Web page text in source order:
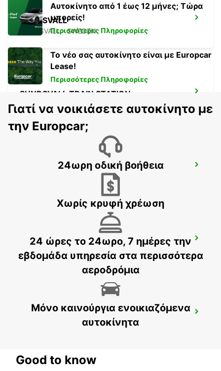
SUNDSVALL
SUNDSVALL - SWEDEN
SUNDSVALL TRAIN STATION
SUNDSVALL - SWEDEN
ORNSKOLDSVIK
ORNSKOLDSVIK - SWEDEN
HUDIKSVALL TRAIN STATION
HUDIKSVALL - SWEDEN
HUDIKSVALL
HUDIKSVALL - SWEDEN
Αυτοκίνητο από 1 έως 12 μήνες; Τώρα
μπορείς!
Περισσότερες Πληροφορίες
Το νέο σας αυτοκίνητο είναι με Europcar
Lease!
Περισσότερες Πληροφορίες
Γιατί να νοικιάσετε αυτοκίνητο με
την Europcar;
24ωρη οδική βοήθεια
Χωρίς κρυφή χρέωση
24 ώρες το 24ωρο, 7 ημέρες την
εβδομάδα υπηρεσία στα περισσότερα
αεροδρόμια
Μόνο καινούργια ενοικιαζόμενα
αυτοκίνητα
Good to know